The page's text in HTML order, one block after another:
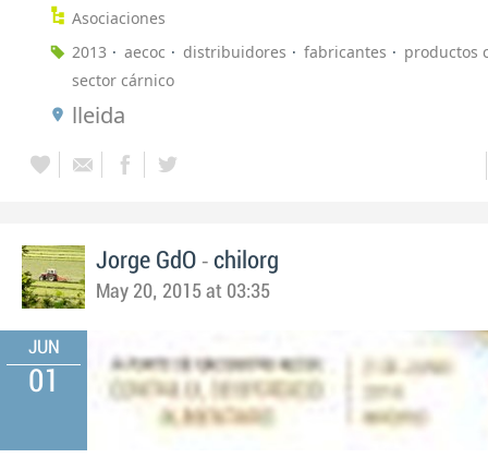
Asociaciones
2013
aecoc distribuidores fabricantes
productos
sector cárnico
lleida
Jorge GdO - chilorg
May 20, 2015 at 03:35
JUN
01